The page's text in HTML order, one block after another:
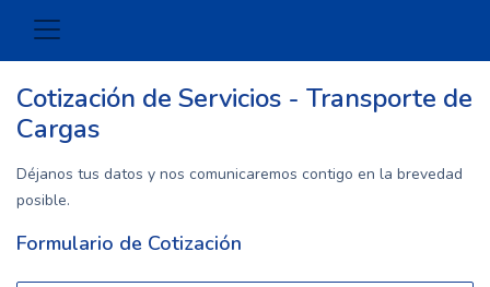
Cotización de Servicios - Transporte de
Cargas
Déjanos tus datos y nos comunicaremos contigo en la brevedad
posible.
Formulario de Cotización